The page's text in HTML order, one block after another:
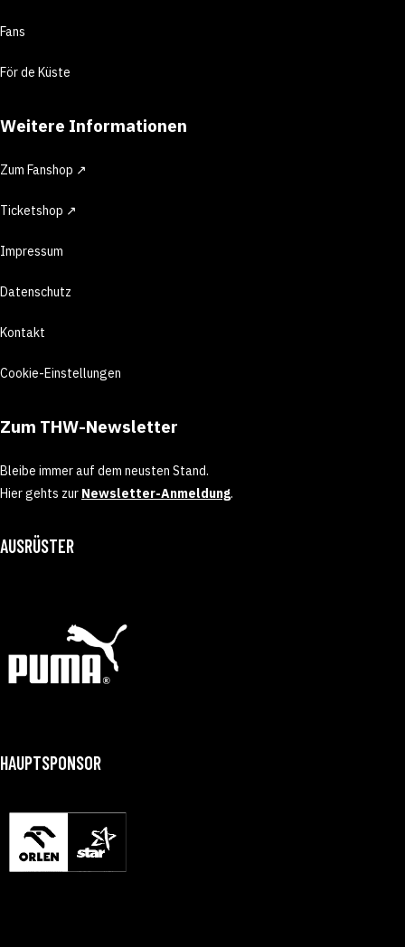
Fans
För de Küste
Weitere Informationen
Zum Fanshop ↗
Ticketshop ↗
Impressum
Datenschutz
Kontakt
Cookie-Einstellungen
Zum THW-Newsletter
Bleibe immer auf dem neusten Stand.
Hier gehts zur Newsletter-Anmeldung.
AUSRÜSTER
HAUPTSPONSOR